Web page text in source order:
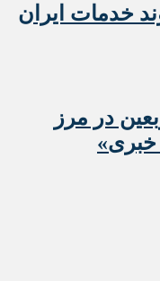
خدمات ایران
در مرز